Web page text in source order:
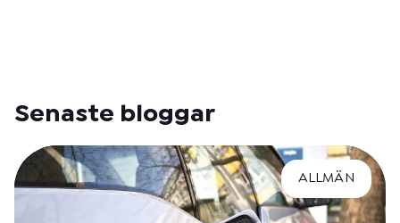
Senaste bloggar
ALLMÄN